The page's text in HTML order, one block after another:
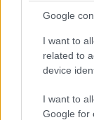
Google
I want to
related to
device
I want to
Google for